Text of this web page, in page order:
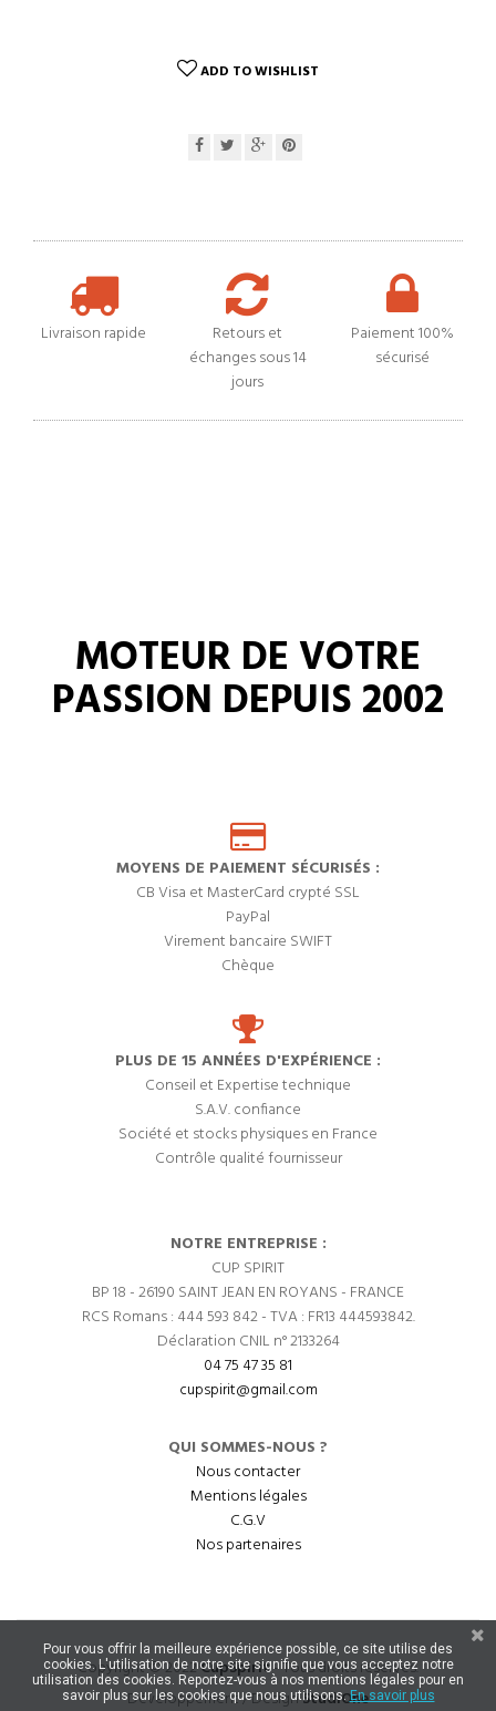
ADD TO WISHLIST
Livraison rapide
Retours et
échanges sous 14
jours
Paiement 100%
sécurisé
MOTEUR DE VOTRE
PASSION DEPUIS 2002
MOYENS DE PAIEMENT SÉCURISÉS :
CB Visa et MasterCard crypté SSL
PayPal
Virement bancaire SWIFT
Chèque
PLUS DE 15 ANNÉES D'EXPÉRIENCE :
Conseil et Expertise technique
S.A.V. confiance
Société et stocks physiques en France
Contrôle qualité fournisseur
NOTRE ENTREPRISE :
CUP SPIRIT
BP 18 - 26190 SAINT JEAN EN ROYANS - FRANCE
RCS Romans : 444 593 842 - TVA : FR13 444593842.
Déclaration CNIL n° 2133264
04 75 47 35 81
cupspirit@gmail.com
QUI SOMMES-NOUS ?
Nous contacter
Mentions légales
C.G.V
Nos partenaires
Copyright © 2022CupSpirit- Tous droits réservés.
Développement / DesignStudiOne
Pour vous offrir la meilleure expérience possible, ce site utilise des
cookies. L'utilisation de notre site signifie que vous acceptez notre
utilisation des cookies. Reportez-vous à nos mentions légales pour en
savoir plus sur les cookies que nous utilisons.En savoir plus